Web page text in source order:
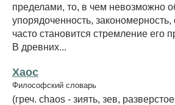
пределами, то, в чем невозможно
упорядоченность,
часто становится стремление его
В древних...
Хаос
Философский словарь
(греч. chaos - зиять, зев,